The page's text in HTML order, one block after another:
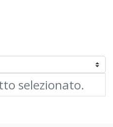
selezionato.